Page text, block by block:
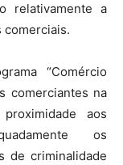
relativamente a
comerciais.
“Comércio
comerciantes na
aos
os
de criminalidade